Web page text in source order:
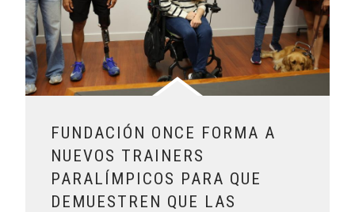
FUNDACIÓN ONCE FORMA A
NUEVOS TRAINERS
PARALÍMPICOS PARA QUE
DEMUESTREN QUE LAS